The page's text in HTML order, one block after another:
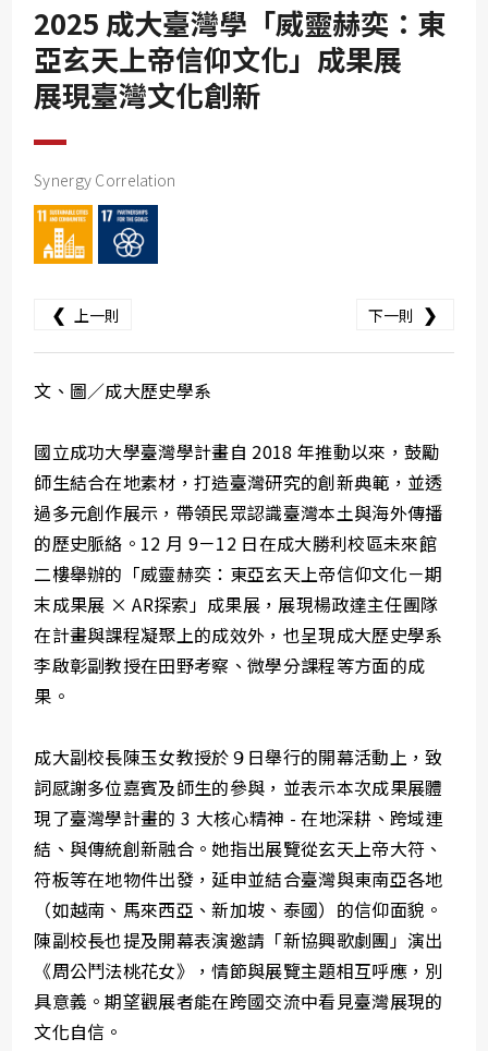
SDG11
SDG12
SDG13
2025 成大臺灣學「威靈赫奕：東
亞玄天上帝信仰文化」成果展
展現臺灣文化創新
Synergy Correlation
❮ 上一則 下一則 ❯
文、圖／成大歷史學系
國立成功大學臺灣學計畫自 2018 年推動以來，鼓勵
師生結合在地素材，打造臺灣研究的創新典範，並透
過多元創作展示，帶領民眾認識臺灣本土與海外傳播
的歷史脈絡。12 月 9－12 日在成大勝利校區未來館
二樓舉辦的「威靈赫奕：東亞玄天上帝信仰文化－期
末成果展 × AR探索」成果展，展現楊政達主任團隊
在計畫與課程凝聚上的成效外，也呈現成大歷史學系
李啟彰副教授在田野考察、微學分課程等方面的成
果。
成大副校長陳玉女教授於９日舉行的開幕活動上，致
詞感謝多位嘉賓及師生的參與，並表示本次成果展體
現了臺灣學計畫的 3 大核心精神 - 在地深耕、跨域連
結、與傳統創新融合。她指出展覽從玄天上帝大符、
符板等在地物件出發，延申並結合臺灣與東南亞各地
（如越南、馬來西亞、新加坡、泰國）的信仰面貌。
陳副校長也提及開幕表演邀請「新協興歌劇團」演出
《周公鬥法桃花女》，情節與展覽主題相互呼應，別
具意義。期望觀展者能在跨國交流中看見臺灣展現的
文化自信。